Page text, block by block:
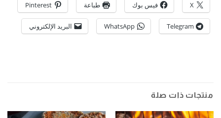
X فيس بوك طباعة Pinterest
Telegram
WhatsApp البريد الإلكتروني
منتجات ذات صلة